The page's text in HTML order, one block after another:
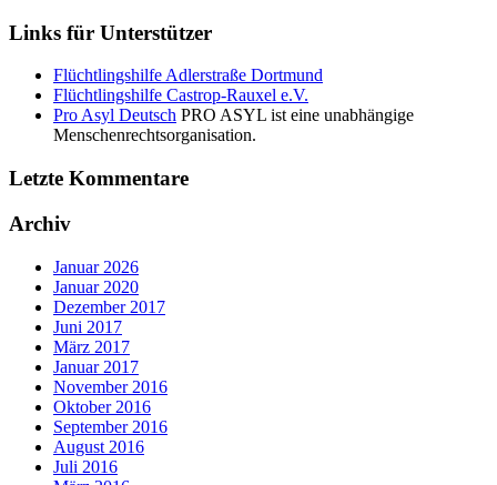
Links für Unterstützer
Flüchtlingshilfe Adlerstraße Dortmund
Flüchtlingshilfe Castrop-Rauxel e.V.
Pro Asyl Deutsch PRO ASYL ist eine unabhängige
Menschenrechtsorganisation.
Letzte Kommentare
Archiv
Januar 2026
Januar 2020
Dezember 2017
Juni 2017
März 2017
Januar 2017
November 2016
Oktober 2016
September 2016
August 2016
Juli 2016